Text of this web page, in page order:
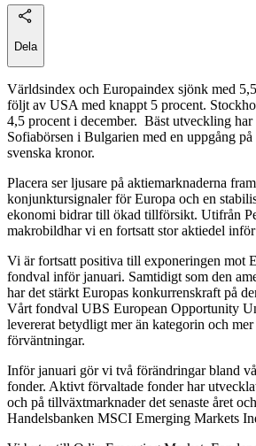
Dela
Världsindex och Europaindex sjönk med
följt av USA med knappt 5 procent.
4,5 procent i december. Bäst utveckling
Sofiabörsen i Bulgarien med en uppgång
svenska kronor.
Placera ser ljusare på aktiemarknaderna
konjunktursignaler för Europa och en
ekonomi bidrar till ökad tillförsikt. Utifrån
makrobildhar vi en fortsatt stor aktiedel
Vi är fortsatt positiva till exponeringen mot
fondval inför januari. Samtidigt som den
har det stärkt Europas konkurrenskraft på
Vårt fondval UBS European Opportunity
levererat betydligt mer än kategorin och
förväntningar.
Inför januari gör vi två förändringar bland
fonder. Aktivt förvaltade fonder har
och på tillväxtmarknader det senaste året
Handelsbanken MSCI Emerging Markets